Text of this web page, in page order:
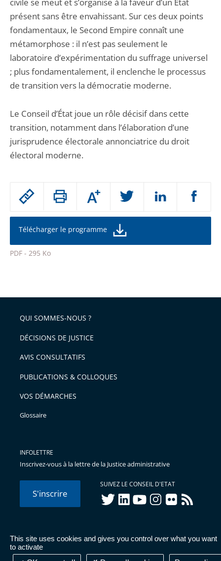
This site uses cookies and gives you control over what you want
to activate
Passer
partage
de
l'article
pour
Augmenter
ou
la
de
police
Télécharger le programme
PDF - 295 Ko
l'article
pour
avant
présent sans être envahissant. Sur ces deux points
fondamentaux, le Second Empire connaît une
métamorphose : il n’est pas seulement le
laboratoire d’expérimentation du suffrage universel
; plus fondamentalement, il enclenche le processus
de transition vers la démocratie moderne.
Le Conseil d’État joue un rôle décisif dans cette
transition, notamment dans l’élaboration d’une
jurisprudence électorale annonciatrice du droit
électoral moderne.
QUI SOMMES-NOUS ?
DÉCISIONS DE JUSTICE
AVIS CONSULTATIFS
PUBLICATIONS & COLLOQUES
VOS DÉMARCHES
Glossaire
INFOLETTRE
Inscrivez-vous à la lettre de la Justice administrative
S'inscrire
SUIVEZ LE CONSEIL D'ETAT
twitterlinkedInyoutubeinstagram
flickr rss
© Conseil d'État 2026 - Mentions légales
Données
personnelles-Publications administratives-Accessibilité :